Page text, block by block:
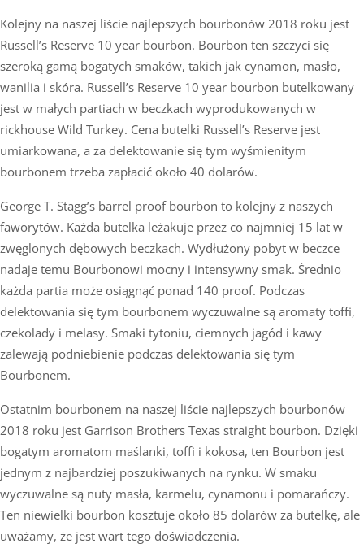
Kolejny na naszej liście najlepszych bourbonów 2018 roku jest
Russell’s Reserve 10 year bourbon. Bourbon ten szczyci się
szeroką gamą bogatych smaków, takich jak cynamon, masło,
wanilia i skóra. Russell’s Reserve 10 year bourbon butelkowany
jest w małych partiach w beczkach wyprodukowanych w
rickhouse Wild Turkey. Cena butelki Russell’s Reserve jest
umiarkowana, a za delektowanie się tym wyśmienitym
bourbonem trzeba zapłacić około 40 dolarów.
George T. Stagg’s barrel proof bourbon to kolejny z naszych
faworytów. Każda butelka leżakuje przez co najmniej 15 lat w
zwęglonych dębowych beczkach. Wydłużony pobyt w beczce
nadaje temu Bourbonowi mocny i intensywny smak. Średnio
każda partia może osiągnąć ponad 140 proof. Podczas
delektowania się tym bourbonem wyczuwalne są aromaty toffi,
czekolady i melasy. Smaki tytoniu, ciemnych jagód i kawy
zalewają podniebienie podczas delektowania się tym
Bourbonem.
Ostatnim bourbonem na naszej liście najlepszych bourbonów
2018 roku jest Garrison Brothers Texas straight bourbon. Dzięki
bogatym aromatom maślanki, toffi i kokosa, ten Bourbon jest
jednym z najbardziej poszukiwanych na rynku. W smaku
wyczuwalne są nuty masła, karmelu, cynamonu i pomarańczy.
Ten niewielki bourbon kosztuje około 85 dolarów za butelkę, ale
uważamy, że jest wart tego doświadczenia.